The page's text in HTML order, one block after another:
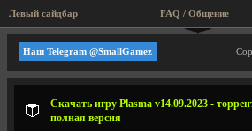
Левый сайдбар FAQ / Общение
Тир, FPS, 3D-бродилки
Наш Telegram @SmallGamez
Скачать игру Plasma v14.09.2023 -
полная версия